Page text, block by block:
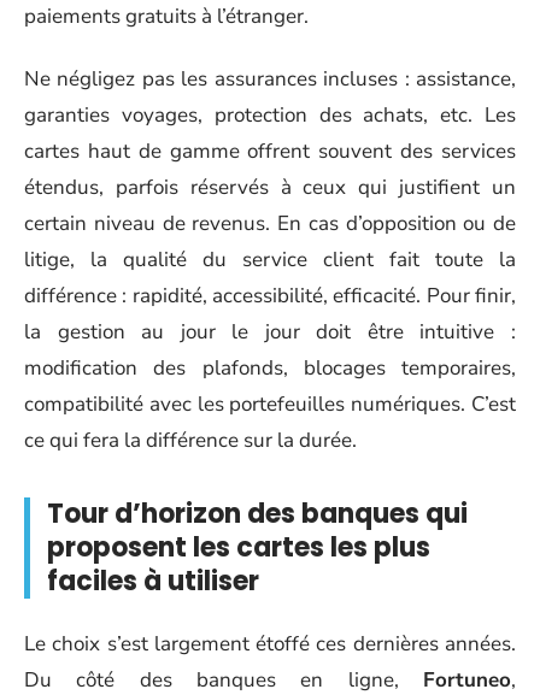
paiements gratuits à l’étranger.
Ne négligez pas les assurances incluses : assistance,
garanties voyages, protection des achats, etc. Les
cartes haut de gamme offrent souvent des services
étendus, parfois réservés à ceux qui justifient un
certain niveau de revenus. En cas d’opposition ou de
litige, la qualité du service client fait toute la
différence : rapidité, accessibilité, efficacité. Pour finir,
la gestion au jour le jour doit être intuitive :
modification des plafonds, blocages temporaires,
compatibilité avec les portefeuilles numériques. C’est
ce qui fera la différence sur la durée.
Tour d’horizon des banques qui
proposent les cartes les plus
faciles à utiliser
Le choix s’est largement étoffé ces dernières années.
Du côté des banques en ligne, Fortuneo,